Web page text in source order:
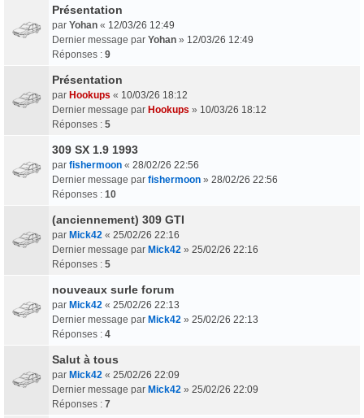
Présentation
par Yohan « 12/03/26 12:49
Dernier message par Yohan » 12/03/26 12:49
Réponses : 9
Présentation
par Hookups « 10/03/26 18:12
Dernier message par Hookups » 10/03/26 18:12
Réponses : 5
309 SX 1.9 1993
par fishermoon « 28/02/26 22:56
Dernier message par fishermoon » 28/02/26 22:56
Réponses : 10
(anciennement) 309 GTI
par Mick42 « 25/02/26 22:16
Dernier message par Mick42 » 25/02/26 22:16
Réponses : 5
nouveaux surle forum
par Mick42 « 25/02/26 22:13
Dernier message par Mick42 » 25/02/26 22:13
Réponses : 4
Salut à tous
par Mick42 « 25/02/26 22:09
Dernier message par Mick42 » 25/02/26 22:09
Réponses : 7